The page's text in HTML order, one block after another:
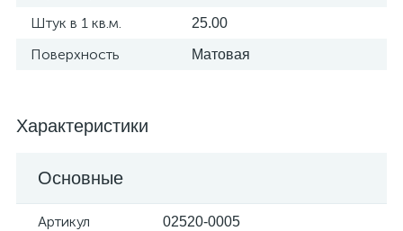
Штук в 1 кв.м. 25.00
Поверхность Матовая
Характеристики
Основные
Артикул 02520-0005